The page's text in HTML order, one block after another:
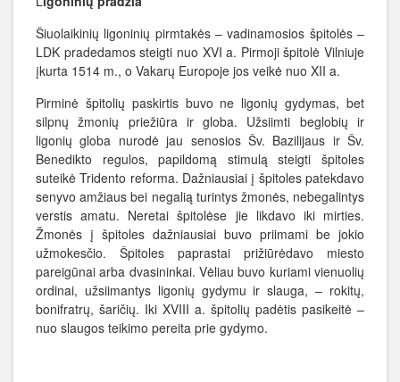
Šiuolaikinių ligoninių pirmtakės – vadinamosios špitolės –
LDK pradedamos steigti nuo XVI a. Pirmoji špitolė Vilniuje
įkurta 1514 m., o Vakarų Europoje jos veikė nuo XII a.
Pirminė špitolių paskirtis buvo ne ligonių gydymas, bet
silpnų žmonių priežiūra ir globa. Užsiimti beglobių ir
ligonių globa nurodė jau senosios Šv. Bazilijaus ir Šv.
Benedikto regulos, papildomą stimulą steigti špitoles
suteikė Tridento reforma. Dažniausiai į špitoles patekdavo
senyvo amžiaus bei negalią turintys žmonės, nebegalintys
verstis amatu. Neretai špitolėse jie likdavo iki mirties.
Žmonės į špitoles dažniausiai buvo priimami be jokio
užmokesčio. Špitoles paprastai prižiūrėdavo miesto
pareigūnai arba dvasininkai. Vėliau buvo kuriami vienuolių
ordinai, užsiimantys ligonių gydymu ir slauga, – rokitų,
bonifratrų, šaričių. Iki XVIII a. špitolių padėtis pasikeitė –
nuo slaugos teikimo pereita prie gydymo.